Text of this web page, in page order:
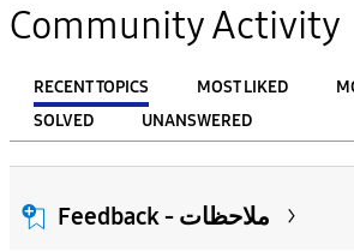
Community Activity
RECENT TOPICS MOST LIKED
SOLVED
UNANSWERED
FILTER:
From Feedback - ملاحظات